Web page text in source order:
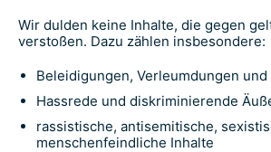
Wir dulden keine Inhalte, die gegen
verstoßen. Dazu zählen insbesondere:
Beleidigungen, Verleumdungen
Hassrede und diskriminierende
rassistische, antisemitische,
menschenfeindliche Inhalte